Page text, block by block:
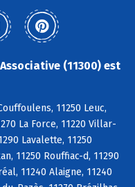
(11300) est
11250 Leuc,
La Force, 11220 Villar-
Lavalette, 11250
11250 Rouffiac-d, 11290
11240 Alaigne, 11240